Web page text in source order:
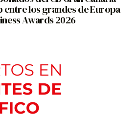
entre los grandes de Europa
Awards 2026